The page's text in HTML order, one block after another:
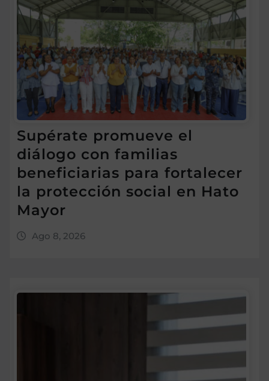
Supérate promueve el
diálogo con familias
beneficiarias para fortalecer
la protección social en Hato
Mayor
Ago 8, 2026